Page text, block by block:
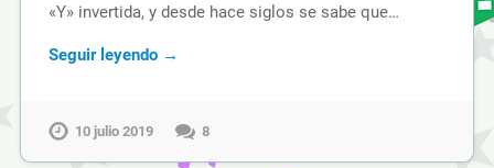
«Y» invertida, y desde hace siglos se sabe que…
Seguir leyendo →
10 julio 2019 8